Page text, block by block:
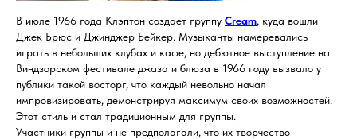
В июле 1966 года Клэптон создает группу Cream, куда вошли
Джек Брюс и Джинджер Бейкер. Музыканты намеревались
играть в небольших клубах и кафе, но дебютное выступление на
Виндзорском фестивале джаза и блюза в 1966 году вызвало у
публики такой восторг, что каждый невольно начал
импровизировать, демонстрируя максимум своих возможностей.
Этот стиль и стал традиционным для группы.
Участники группы и не предполагали, что их творчество